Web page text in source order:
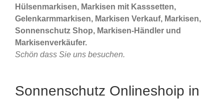
Hülsenmarkisen, Markisen mit Kasssetten,
Gelenkarmmarkisen, Markisen Verkauf, Markisen,
Sonnenschutz Shop, Markisen-Händler und
Markisenverkäufer.
Schön dass Sie uns besuchen.
Sonnenschutz Onlineshoip in